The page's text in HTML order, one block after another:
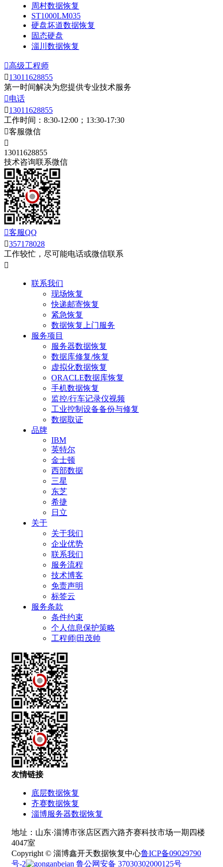
周村数据恢复
ST1000LM035
硬盘坏道数据恢复
固态硬盘
淄川数据恢复
高级工程师
13011628855
第一时间解决为您提供专业技术服务
电话
13011628855
工作时间：8:30-12:00；13:30-17:30
客服微信

13011628855
技术咨询联系微信
客服QQ
357178028
工作较忙，尽可能电话或微信联系

联系我们
现场恢复
快递邮寄恢复
紧急恢复
数据恢复上门服务
服务项目
服务器数据恢复
数据库修复/恢复
虚拟化数据恢复
ORACLE数据库恢复
手机数据恢复
监控/行车记录仪视频
工业控制设备备份与修复
数据取证
品牌
IBM
英特尔
金士顿
西部数据
三星
东芝
希捷
日立
关于
关于我们
企业优势
联系我们
服务流程
技术博客
免责声明
标签云
服务条款
条件约束
个人信息保护策略
工程师|田茂帅
友情链接
底层数据恢复
齐赛数据恢复
淄博服务器数据恢复
地址：山东·淄博市张店区西六路齐赛科技市场一期四楼
4047室
Copyright © 淄博鑫开天数据恢复中心鲁ICP备09029790
号-2
鲁公网安备 37030302000125号